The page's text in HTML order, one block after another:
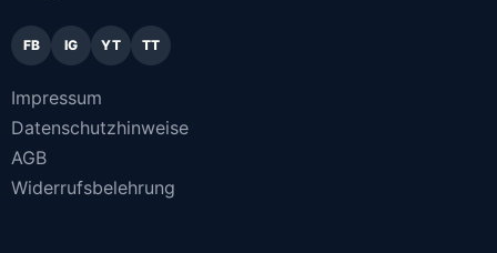
FB IG YT TT
Impressum
Datenschutzhinweise
AGB
Widerrufsbelehrung